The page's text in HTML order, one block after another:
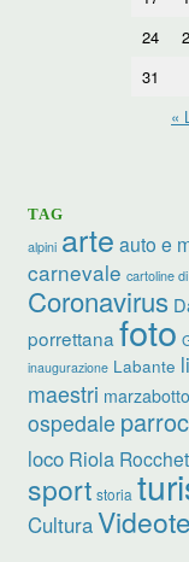
24
31
«
TAG
alpini arte auto e
carnevale cartoline
Coronavirus
porrettana foto
inaugurazione Labante
maestri marzabotto
ospedale
loco Riola
sport storia
Cultura